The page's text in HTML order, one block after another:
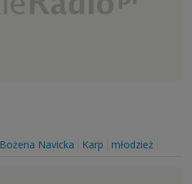
Bożena Navicka Karp młodzież